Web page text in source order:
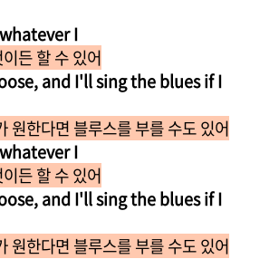
I
든 할 수 있어
and I'll sing the blues if I
원한다면 블루스를 부를 수도 있어
I
든 할 수 있어
and I'll sing the blues if I
원한다면 블루스를 부를 수도 있어